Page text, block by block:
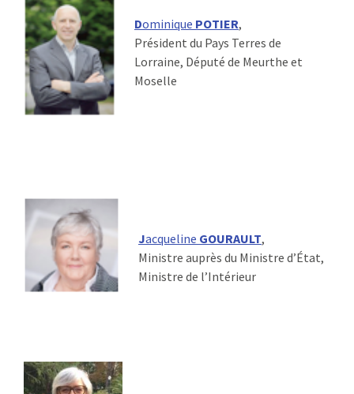
Dominique POTIER,
Président du Pays Terres de
Lorraine, Député de Meurthe et
Moselle
Jacqueline GOURAULT,
Ministre auprès du Ministre d’État,
Ministre de l’Intérieur